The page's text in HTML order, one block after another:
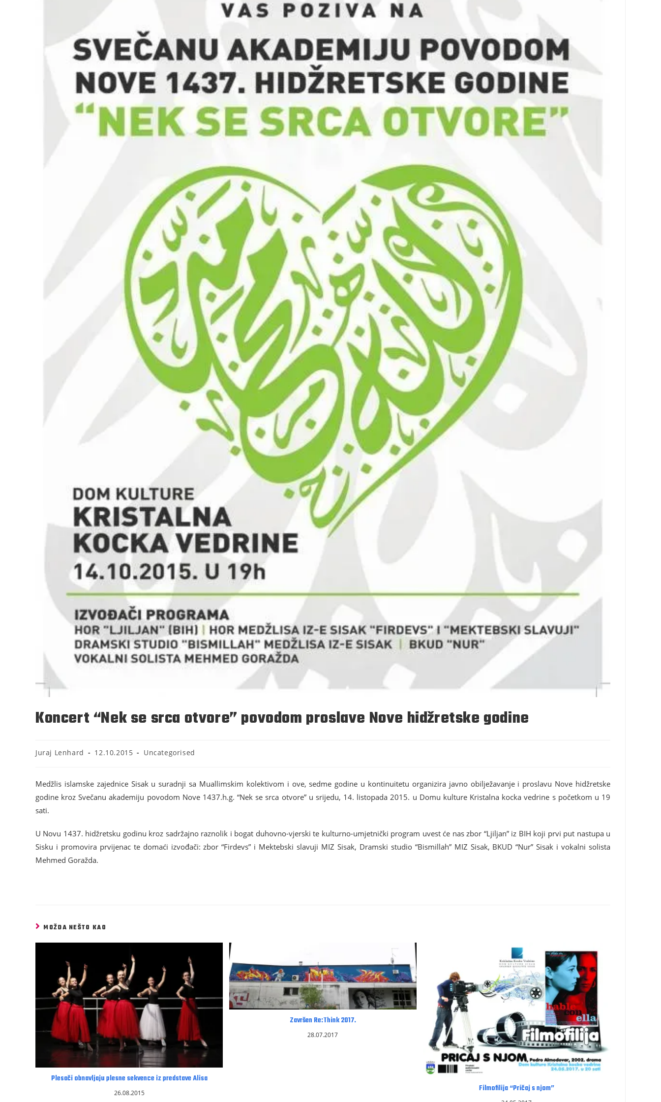
Koncert “Nek se srca otvore” povodom proslave Nove hidžretske godine
Juraj Lenhard 12.10.2015 Uncategorised
Medžlis islamske zajednice Sisak u suradnji sa Muallimskim kolektivom i ove, sedme godine u kontinuitetu organizira javno obilježavanje i proslavu Nove hidžretske
godine kroz Svečanu akademiju povodom Nove 1437.h.g. “Nek se srca otvore” u srijedu, 14. listopada 2015. u Domu kulture Kristalna kocka vedrine s početkom u 19
sati.
U Novu 1437. hidžretsku godinu kroz sadržajno raznolik i bogat duhovno-vjerski te kulturno-umjetnički program uvest će nas zbor “Ljiljan” iz BIH koji prvi put nastupa u
Sisku i promovira prvijenac te domaći izvođači: zbor “Firdevs” i Mektebski slavuji MIZ Sisak, Dramski studio “Bismillah” MIZ Sisak, BKUD “Nur” Sisak i vokalni solista
Mehmed Goražda.
MOŽDA NEŠTO KAO
Plesači obnavljaju plesne sekvence iz predstave Alisa
26.08.2015
Završen Re:Think 2017.
28.07.2017
Filmofilija “Pričaj s njom”